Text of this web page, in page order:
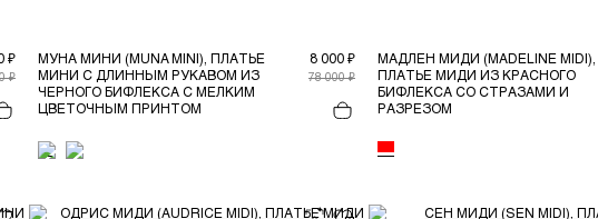
₽
₽
МУНА МИНИ (MUNA MINI), ПЛАТЬЕ
МИНИ С ДЛИННЫМ РУКАВОМ ИЗ
ЧЕРНОГО БИФЛЕКСА С МЕЛКИМ
ЦВЕТОЧНЫМ ПРИНТОМ
8 000 ₽
78 000 ₽
МАДЛЕН МИДИ (MADELINE MIDI),
ПЛАТЬЕ МИДИ ИЗ КРАСНОГО
БИФЛЕКСА СО СТРАЗАМИ И
РАЗРЕЗОМ